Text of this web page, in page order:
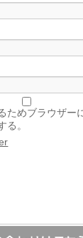
ためブラウザー
る。